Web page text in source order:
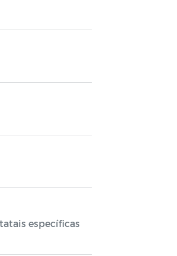
específicas